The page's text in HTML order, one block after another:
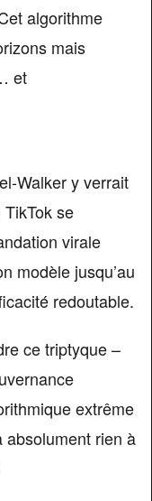
algorithme
mais
et
Walker y verrait
se
virale
modèle jusqu’au
redoutable.
ce triptyque –
extrême
absolument rien à